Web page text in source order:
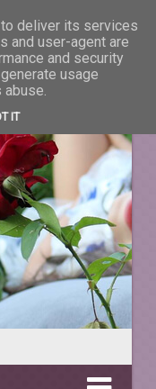
VIAŢA.
deliver its services
and user-agent are
and security
usage
IT